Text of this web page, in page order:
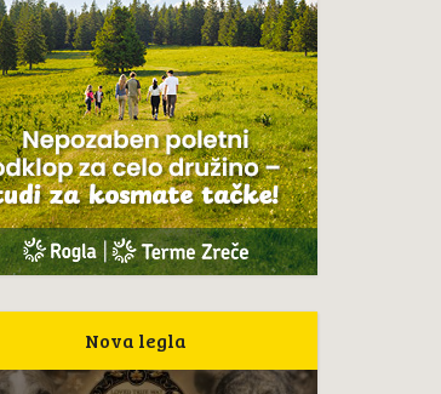
Nova legla